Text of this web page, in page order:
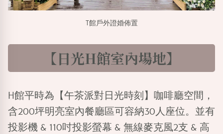
T館戶外證婚佈置
【日光H館室內場地】
H館平時為 【午茶派對日光時刻】 咖啡廳空間，
含200坪明亮室內餐廳區可容納30人座位。並有
投影機 & 110吋投影螢幕 & 無線麥克風2支 & 高